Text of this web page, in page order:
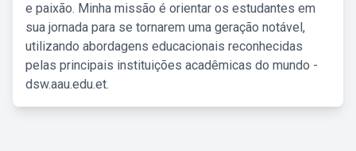
e paixão. Minha missão é orientar os estudantes em
sua jornada para se tornarem uma geração notável,
utilizando abordagens educacionais reconhecidas
pelas principais instituições acadêmicas do mundo -
dsw.aau.edu.et.